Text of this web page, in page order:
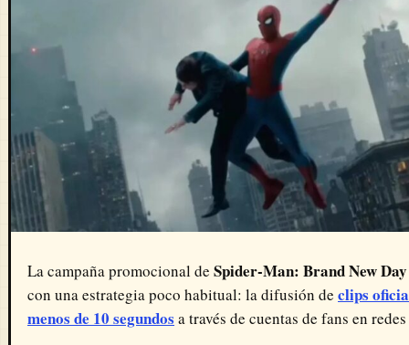
La campaña promocional de Spider-Man: Brand New Day
con una estrategia poco habitual: la difusión de clips
menos de 10 segundos a través de cuentas de fans en